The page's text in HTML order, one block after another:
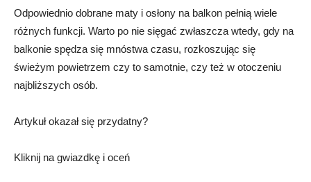
Odpowiednio dobrane maty i osłony na balkon pełnią wiele
różnych funkcji. Warto po nie sięgać zwłaszcza wtedy, gdy na
balkonie spędza się mnóstwa czasu, rozkoszując się
świeżym powietrzem czy to samotnie, czy też w otoczeniu
najbliższych osób.
Artykuł okazał się przydatny?
Kliknij na gwiazdkę i oceń